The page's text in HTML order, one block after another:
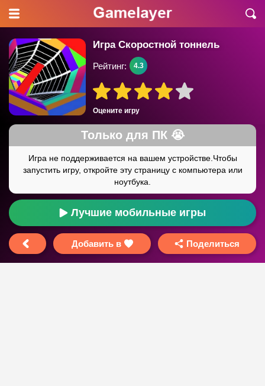
Игра Скоростной тоннель
Оцените игру
Рейтинг: 4.3
Лучшие мобильные игры
Добавить в Поделиться